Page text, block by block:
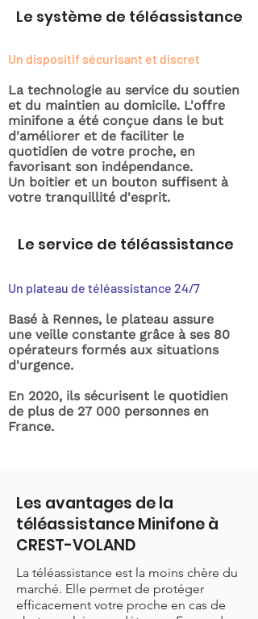
Le système de téléassistance
Un dispositif sécurisant et discret
La technologie au service du soutien
et du maintien au domicile. L'offre
minifone a été conçue dans le but
d'améliorer et de faciliter le
quotidien de votre proche, en
favorisant son indépendance.
Un boitier et un bouton suffisent à
votre tranquillité d'esprit.
Le service de téléassistance
Un plateau de téléassistance 24/7
Basé à Rennes, le plateau assure
une veille constante grâce à ses 80
opérateurs formés aux situations
d'urgence.
En 2020, ils sécurisent le quotidien
de plus de 27 000 personnes en
France.
Les avantages de la
téléassistance Minifone à
CREST-VOLAND
La téléassistance est la moins chère du
marché. Elle permet de protéger
efficacement votre proche en cas de